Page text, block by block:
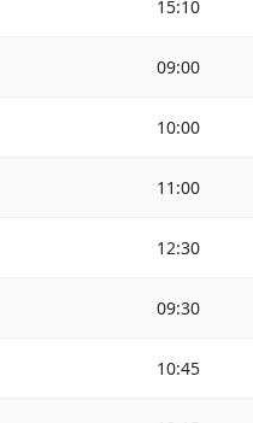
15:10
09:00
10:00
11:00
12:30
09:30
10:45